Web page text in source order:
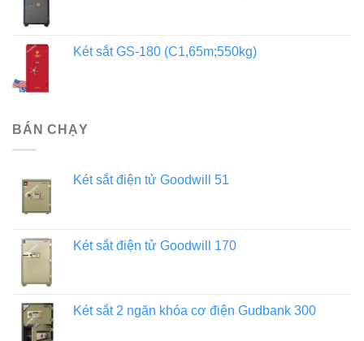
Két sắt GS-180 (C1,65m;550kg)
BÁN CHẠY
Két sắt điện tử Goodwill 51
Két sắt điện tử Goodwill 170
Két sắt 2 ngăn khóa cơ điện Gudbank 300